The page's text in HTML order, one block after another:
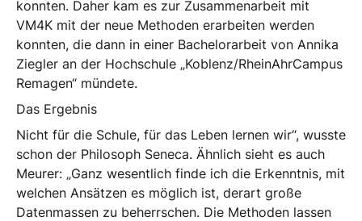
konnten. Daher kam es zur Zusammenarbeit mit
VM4K mit der neue Methoden erarbeiten werden
konnten, die dann in einer Bachelorarbeit von Annika
Ziegler an der Hochschule „Koblenz/RheinAhrCampus
Remagen“ mündete.
Das Ergebnis
Nicht für die Schule, für das Leben lernen wir“, wusste
schon der Philosoph Seneca. Ähnlich sieht es auch
Meurer: „Ganz wesentlich finde ich die Erkenntnis, mit
welchen Ansätzen es möglich ist, derart große
Datenmassen zu beherrschen. Die Methoden lassen